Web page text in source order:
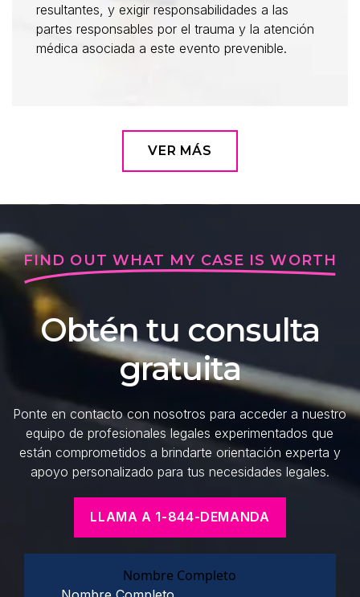
resultantes, y exigir responsabilidades a las
partes responsables por el trauma y la atención
médica asociada a este evento prevenible.
VER MÁS
FIND OUT WHAT MY CASE IS WORTH
Obtén tu consulta
gratuita
Ponte en contacto con nosotros para acceder a nuestro
equipo de profesionales legales experimentados que
están comprometidos a brindarte orientación experta y
apoyo personalizado para tus necesidades legales.
LLAMA A 1-844-DEMANDA
Nombre Completo